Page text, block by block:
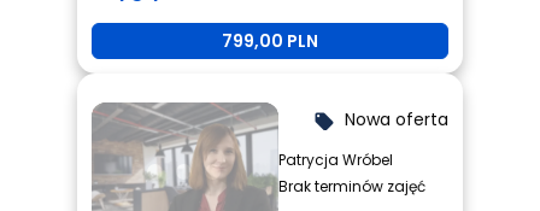
799,00 PLN
local_offer Nowa oferta
Patrycja Wróbel
Brak terminów zajęć